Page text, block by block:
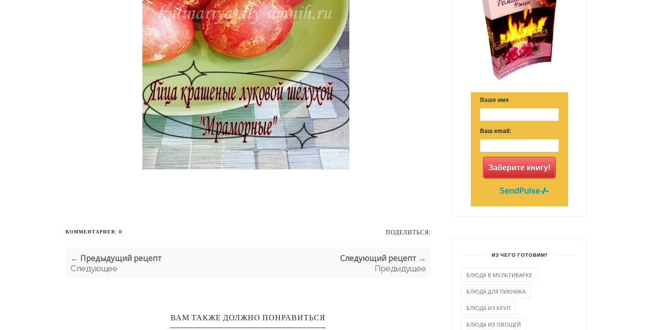
КОММЕНТАРИЕВ: 0 ПОДЕЛИТЬСЯ:
← Предыдущий рецепт
Следующее
Следующий рецепт →
Предыдущее
ВАМ ТАКЖЕ ДОЛЖНО ПОНРАВИТЬСЯ
Ваше имя
Ваш email:
Заберите книгу!
ИЗ ЧЕГО ГОТОВИМ?
БЛЮДА В МУЛЬТИВАРКЕ
БЛЮДА ДЛЯ ПИКНИКА
БЛЮДА ИЗ КРУП
БЛЮДА ИЗ ОВОЩЕЙ